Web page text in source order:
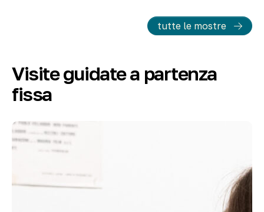
Visite guidate a partenza
fissa
tutte le mostre